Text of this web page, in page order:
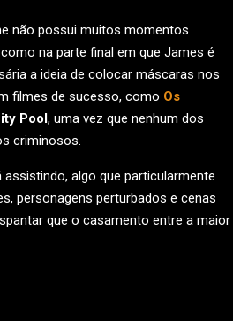
não possui muitos momentos
na parte final em que James é
a ideia de colocar máscaras nos
filmes de sucesso, como Os
Pool, uma vez que nenhum dos
criminosos.
algo que particularmente
personagens perturbados e cenas
que o casamento entre a maior